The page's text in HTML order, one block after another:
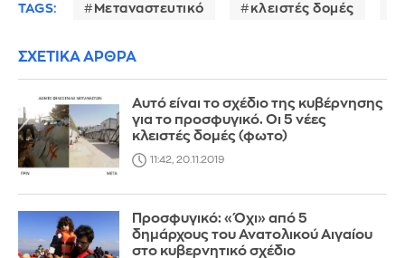
TAGS: Μεταναστευτικό κλειστές δομές
ΣΧΕΤΙΚΑ ΑΡΘΡΑ
Αυτό είναι το σχέδιο της κυβέρνησης
για το προσφυγικό. Οι 5 νέες
κλειστές δομές (φωτο)
11:42, 20.11.2019
Προσφυγικό: «Όχι» από 5
δημάρχους του Ανατολικού Αιγαίου
στο κυβερνητικό σχέδιο